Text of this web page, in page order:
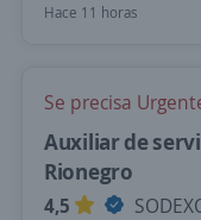
Hace 11 horas
Se precisa
Auxiliar de
Rionegro
4,5